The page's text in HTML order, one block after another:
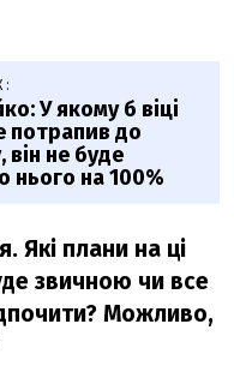
:
У якому б віці
потрапив до
не буде
нього на 100%
Які плани на ці
звичною чи все
Можливо,